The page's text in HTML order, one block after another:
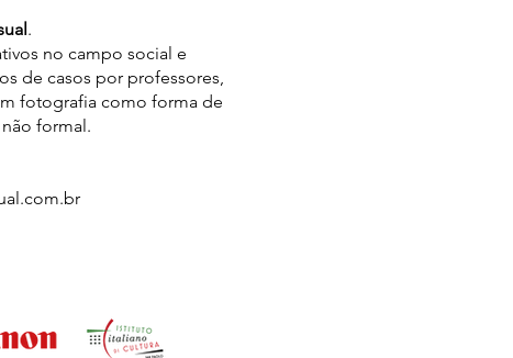
.
no campo social e
de casos por professores,
fotografia como forma de
formal.